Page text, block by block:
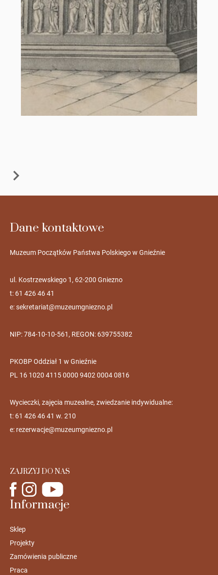
Dane kontaktowe
Muzeum Początków Państwa Polskiego w Gnieźnie
ul. Kostrzewskiego 1, 62-200 Gniezno
t: 61 426 46 41
e:sekretariat@muzeumgniezno.pl
NIP: 784-10-10-561, REGON: 639755382
PKOBP Oddział 1 w Gnieźnie
PL 16 1020 4115 0000 9402 0004 0816
Wycieczki, zajęcia muzealne, zwiedzanie indywidualne:
t: 61 426 46 41 w. 210
e: rezerwacje@muzeumgniezno.pl
ZAJRZYJ DO NAS
Informacje
Sklep
Projekty
Zamówienia publiczne
Praca